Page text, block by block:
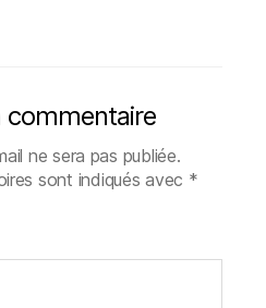
commentaire
ne sera pas publiée.
sont indiqués avec *